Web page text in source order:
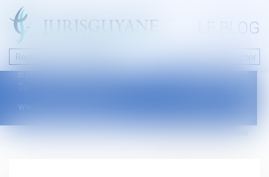
LE BLOG
Nous contacter
46 avenue de la liberté
B.P.315 - 97327 Cayenne Cedex
Tel : +594 594 29 45 35
www.jurisguyane.com
Mentions légales